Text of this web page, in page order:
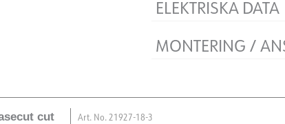
ELEKTRISKA DATA
Dimningstyp
Flimmerfri
MONTERING /
cut
Art. No. 21927-18-3